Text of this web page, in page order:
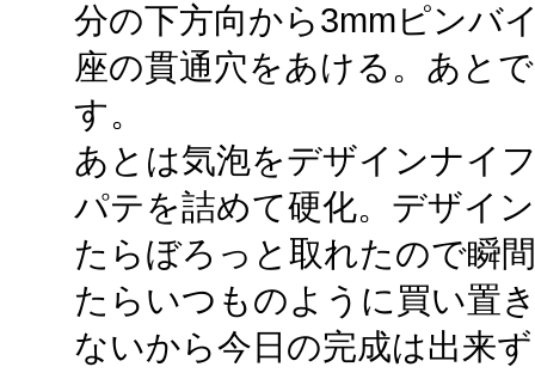
分の下方向から3mmピンバ
座の貫通穴をあける。あと
す。
あとは気泡をデザインナイ
パテを詰めて硬化。デザイ
たらぼろっと取れたので瞬
たらいつものように買い置
ないから今日の完成は出来